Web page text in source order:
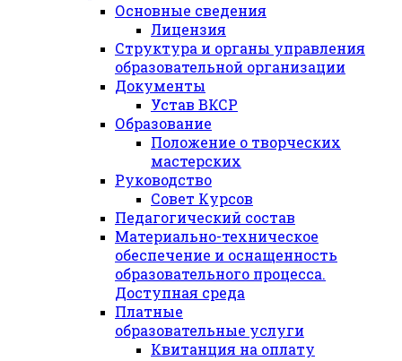
Основные сведения
Лицензия
Структура и органы управления
образовательной организации
Документы
Устав ВКСР
Образование
Положение о творческих
мастерских
Руководство
Совет Курсов
Педагогический состав
Материально-техническое
обеспечение и оснащенность
образовательного процесса.
Доступная среда
Платные
образовательные услуги
Квитанция на оплату